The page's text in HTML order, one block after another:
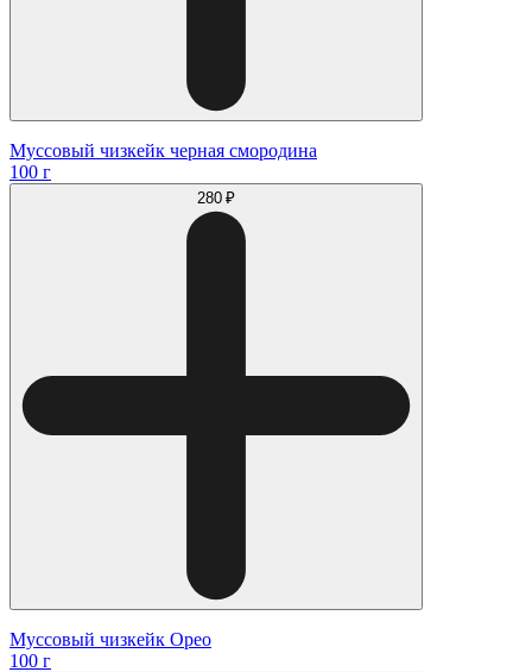
Муссовый чизкейк черная смородина
100 г
280 ₽
Муссовый чизкейк Орео
100 г